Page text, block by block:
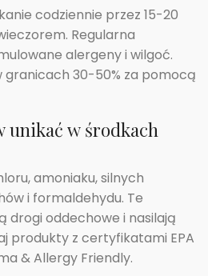
codziennie przez 15-20
Regularna
alergeny i wilgoć.
granicach 30-50% za pomocą
unikać w środkach
amoniaku, silnych
i formaldehydu. Te
drogi oddechowe i nasilają
produkty z certyfikatami EPA
& Allergy Friendly.